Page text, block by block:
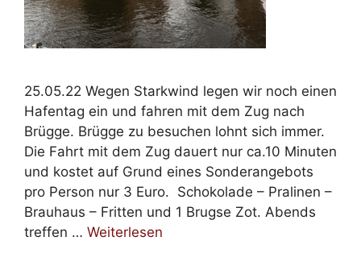
25.05.22 Wegen Starkwind legen wir noch einen
Hafentag ein und fahren mit dem Zug nach
Brügge. Brügge zu besuchen lohnt sich immer.
Die Fahrt mit dem Zug dauert nur ca.10 Minuten
und kostet auf Grund eines Sonderangebots
pro Person nur 3 Euro. Schokolade – Pralinen –
Brauhaus – Fritten und 1 Brugse Zot. Abends
treffen … Weiterlesen